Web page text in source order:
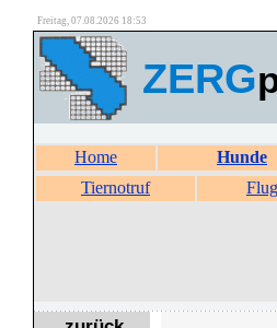
Freitag, 07.08.2026 18:53
ZERG
Home Hunde
Tiernotruf